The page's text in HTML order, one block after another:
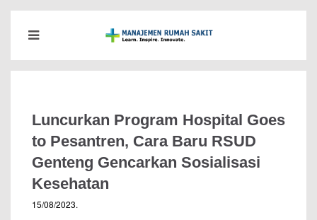
Luncurkan Program Hospital Goes
to Pesantren, Cara Baru RSUD
Genteng Gencarkan Sosialisasi
Kesehatan
15/08/2023.